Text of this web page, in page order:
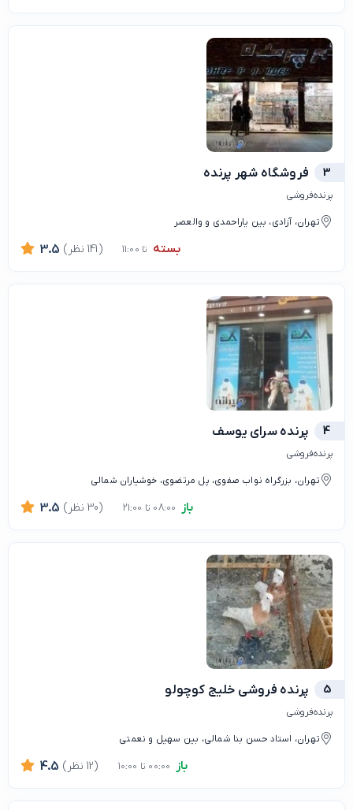
3 فروشگاه شهر پرنده
پرنده‌فروشی
تهران، آزادی، بین یاراحمدی و والعصر
بسته تا 11:00 3.5 (141 نظر)
4 پرنده سرای یوسف
پرنده‌فروشی
تهران، بزرگراه نواب صفوی، پل مرتضوی، خوشیاران شمالی
باز 3.5 (30 نظر)
5 پرنده فروشی خلیج کوچولو
پرنده‌فروشی
تهران، استاد حسن بنا شمالی، بین سهیل و نعمتی
باز 4.5 (12 نظر)